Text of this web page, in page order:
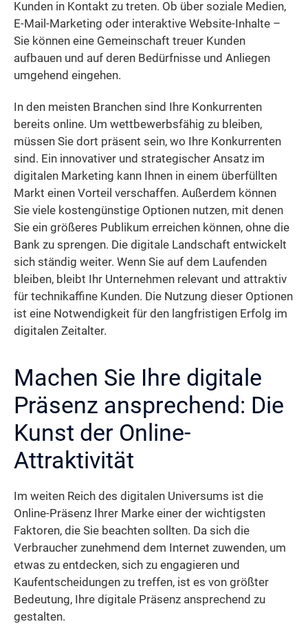
Kunden in Kontakt zu treten. Ob über soziale Medien,
E-Mail-Marketing oder interaktive Website-Inhalte –
Sie können eine Gemeinschaft treuer Kunden
aufbauen und auf deren Bedürfnisse und Anliegen
umgehend eingehen.
In den meisten Branchen sind Ihre Konkurrenten
bereits online. Um wettbewerbsfähig zu bleiben,
müssen Sie dort präsent sein, wo Ihre Konkurrenten
sind. Ein innovativer und strategischer Ansatz im
digitalen Marketing kann Ihnen in einem überfüllten
Markt einen Vorteil verschaffen. Außerdem können
Sie viele kostengünstige Optionen nutzen, mit denen
Sie ein größeres Publikum erreichen können, ohne die
Bank zu sprengen. Die digitale Landschaft entwickelt
sich ständig weiter. Wenn Sie auf dem Laufenden
bleiben, bleibt Ihr Unternehmen relevant und attraktiv
für technikaffine Kunden. Die Nutzung dieser Optionen
ist eine Notwendigkeit für den langfristigen Erfolg im
digitalen Zeitalter.
Machen Sie Ihre digitale
Präsenz ansprechend: Die
Kunst der Online-
Attraktivität
Im weiten Reich des digitalen Universums ist die
Online-Präsenz Ihrer Marke einer der wichtigsten
Faktoren, die Sie beachten sollten. Da sich die
Verbraucher zunehmend dem Internet zuwenden, um
etwas zu entdecken, sich zu engagieren und
Kaufentscheidungen zu treffen, ist es von größter
Bedeutung, Ihre digitale Präsenz ansprechend zu
gestalten.